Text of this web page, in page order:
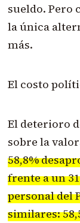
sueldo. Pero
la única
más.
El costo
El deterioro
sobre la
58,8%
frente a un
personal del
similares: